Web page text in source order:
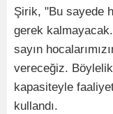
Şirik, "Bu sayede
gerek
sayın
vereceğiz.
kapasiteyle
kullandı.